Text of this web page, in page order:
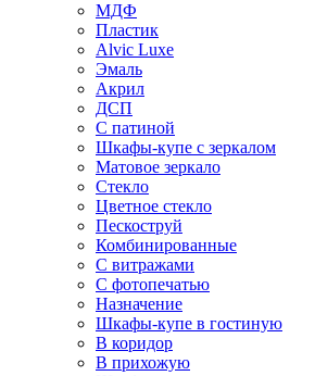
МДФ
Пластик
Alvic Luxe
Эмаль
Акрил
ДСП
С патиной
Шкафы-купе с зеркалом
Матовое зеркало
Стекло
Цветное стекло
Пескоструй
Комбинированные
С витражами
С фотопечатью
Назначение
Шкафы-купе в гостиную
В коридор
В прихожую